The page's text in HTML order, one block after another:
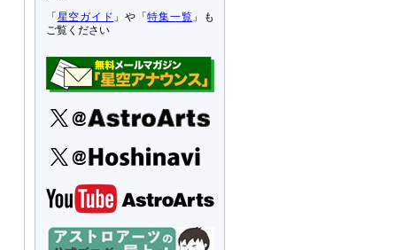
「 星空ガイド 」や「特集一覧 」も
ご覧ください